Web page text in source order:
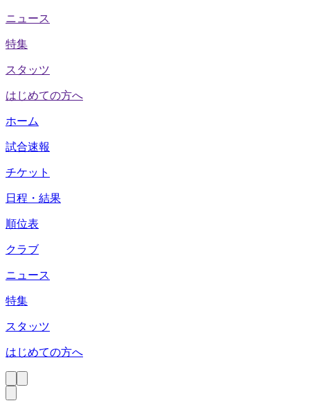
ニュース
特集
スタッツ
はじめての方へ
ホーム
試合速報
チケット
日程・結果
順位表
クラブ
ニュース
特集
スタッツ
はじめての方へ